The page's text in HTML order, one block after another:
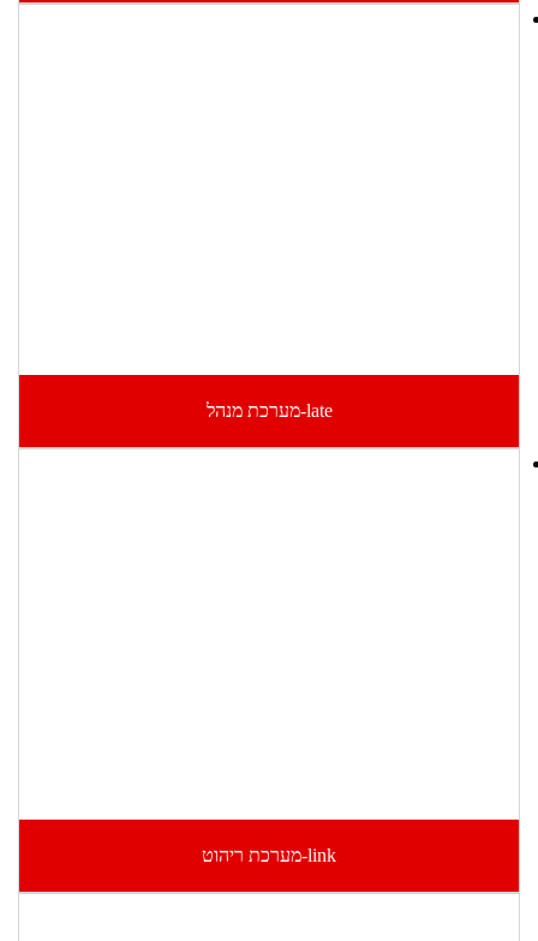
late-מערכת מנהל
link-מערכת ריהוט